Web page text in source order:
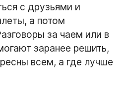
с друзьями и
а потом
за чаем или в
заранее решить,
всем, а где лучше